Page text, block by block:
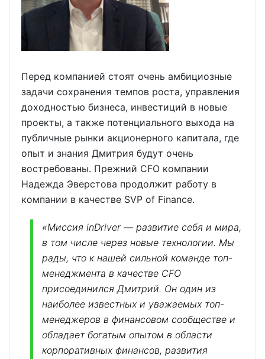
Перед компанией стоят очень амбициозные
задачи сохранения темпов роста, управления
доходностью бизнеса, инвестиций в новые
проекты, а также потенциального выхода на
публичные рынки акционерного капитала, где
опыт и знания Дмитрия будут очень
востребованы. Прежний CFO компании
Надежда Эверстова продолжит работу в
компании в качестве SVP of Finance.
«Миссия inDriver — развитие себя и мира,
в том числе через новые технологии. Мы
рады, что к нашей сильной команде топ-
менеджмента в качестве CFO
присоединился Дмитрий. Он один из
наиболее известных и уважаемых топ-
менеджеров в финансовом сообществе и
обладает богатым опытом в области
корпоративных финансов, развития